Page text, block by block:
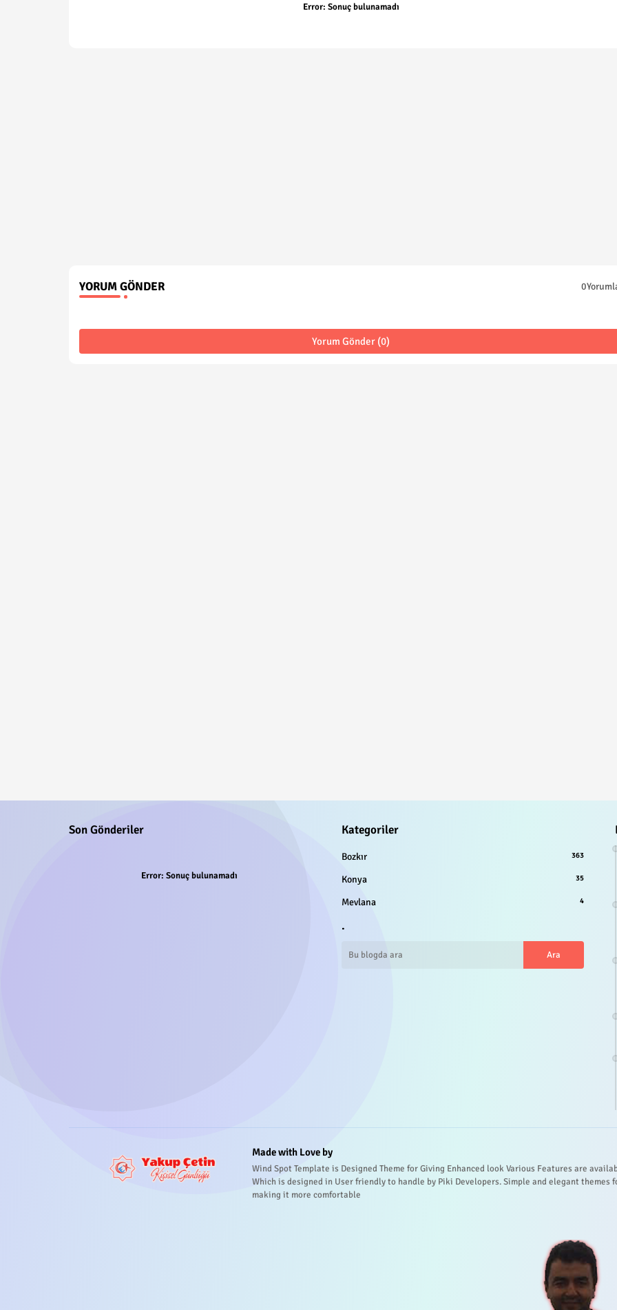
Error: Sonuç bulunamadı
YORUM GÖNDER
Yorum Gönder (0)
Son Gönderiler
Error: Sonuç bulunamadı
Kategoriler
Bozkır 363
Konya 35
Mevlana 4
.
Made with Love by
Wind Spot Template is Designed Theme for Giving Enhanced look Various Features are
Which is designed in User friendly to handle by Piki Developers. Simple and elegant themes
making it more comfortable